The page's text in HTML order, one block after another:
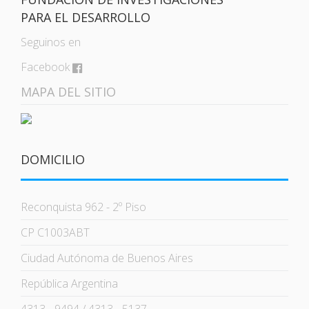
PARA EL DESARROLLO
Seguinos en
Facebook
MAPA DEL SITIO
DOMICILIO
Reconquista 962 - 2º Piso
CP C1003ABT
Ciudad Autónoma de Buenos Aires
República Argentina